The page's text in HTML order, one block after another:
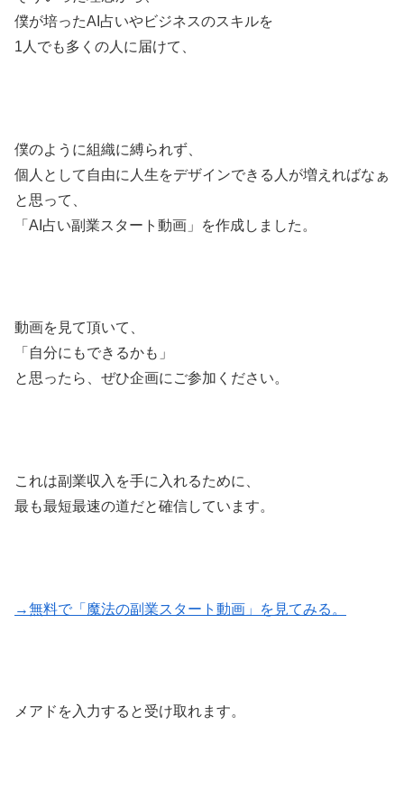
僕が培ったAI占いやビジネスのスキルを
1人でも多くの人に届けて、
僕のように組織に縛られず、
個人として自由に人生をデザインできる人が増えればなぁ
と思って、
「AI占い副業スタート動画」を作成しました。
動画を見て頂いて、
「自分にもできるかも」
と思ったら、ぜひ企画にご参加ください。
これは副業収入を手に入れるために、
最も最短最速の道だと確信しています。
→無料で「魔法の副業スタート動画」を見てみる。
メアドを入力すると受け取れます。